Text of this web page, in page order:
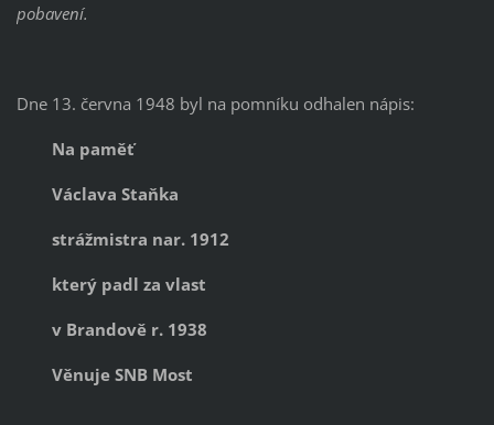
pobavení.
Dne 13. června 1948 byl na pomníku odhalen nápis:
Na paměť
Václava Staňka
strážmistra nar. 1912
který padl za vlast
v Brandově r. 1938
Věnuje SNB Most